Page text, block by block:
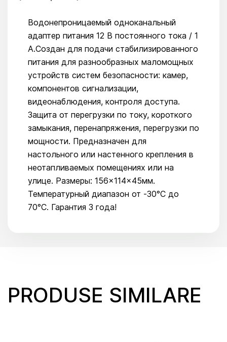
Водонепроницаемый одноканальный
адаптер питания 12 В постоянного тока / 1
А.Создан для подачи стабилизированного
питания для разнообразных маломощных
устройств систем безопасности: камер,
компонентов сигнализации,
видеонаблюдения, контроля доступа.
Защита от перегрузки по току, короткого
замыкания, перенапряжения, перегрузки по
мощности. Предназначен для
настольного или настенного крепления в
неотапливаемых помещениях или на
улице. Размеры: 156×114×45мм.
Температурный диапазон от -30°C до
70°C. Гарантия 3 года!
PRODUSE SIMILARE